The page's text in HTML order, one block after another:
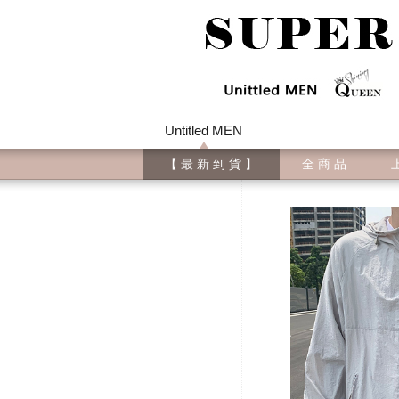
Untitled MEN
【 最 新 到 貨 】 全 商 品